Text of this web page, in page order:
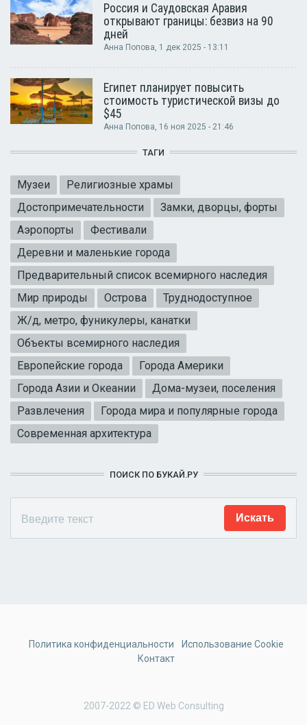
Россия и Саудовская Аравия
открывают границы: безвиз на 90
дней
Анна Попова, 1 дек 2025 - 13:11
Египет планирует повысить
стоимость туристической визы до
$45
Анна Попова, 16 ноя 2025 - 21:46
ТАГИ
Музеи
Религиозные храмы
Достопримечательности
Замки, дворцы, форты
Аэропорты
Фестивали
Деревни и маленькие города
Предварительный список всемирного наследия
Мир природы
Острова
Труднодоступное
Ж/д, метро, фуникулеры, канатки
Объекты всемирного наследия
Европейские города
Города Америки
Города Азии и Океании
Дома-музеи, поселения
Развлечения
Города мира и популярные города
Современная архитектура
ПОИСК ПО БУКАЙ.РУ
2007-2022 © ED Web Consulting
Политика конфиденциальности
Использование Cookie
Контакт